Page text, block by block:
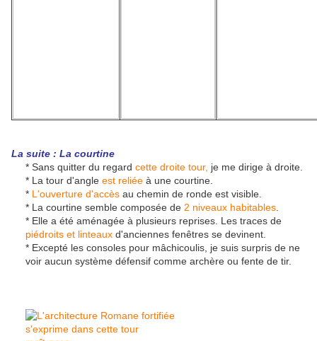
La suite : La courtine
* Sans quitter du regard cette droite tour, je me dirige à droite.
* La tour d'angle est reliée à une courtine.
* L'ouverture d'accès au chemin de ronde est visible.
* La courtine semble composée de 2 niveaux habitables
* Elle a été aménagée à plusieurs reprises. Les traces de
piédroits et linteaux d'anciennes fenêtres se devinent.
* Excepté les consoles pour mâchicoulis, je suis surpris de ne
voir aucun système défensif comme archère ou fente de tir.